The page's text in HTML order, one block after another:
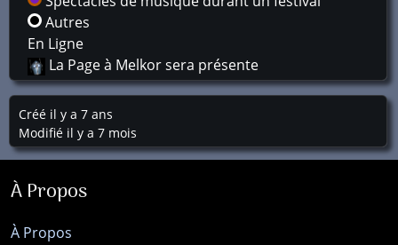
Autres
En Ligne
La Page à Melkor sera présente
Créé il y a 7 ans
Modifié il y a 7 mois
À Propos
À Propos